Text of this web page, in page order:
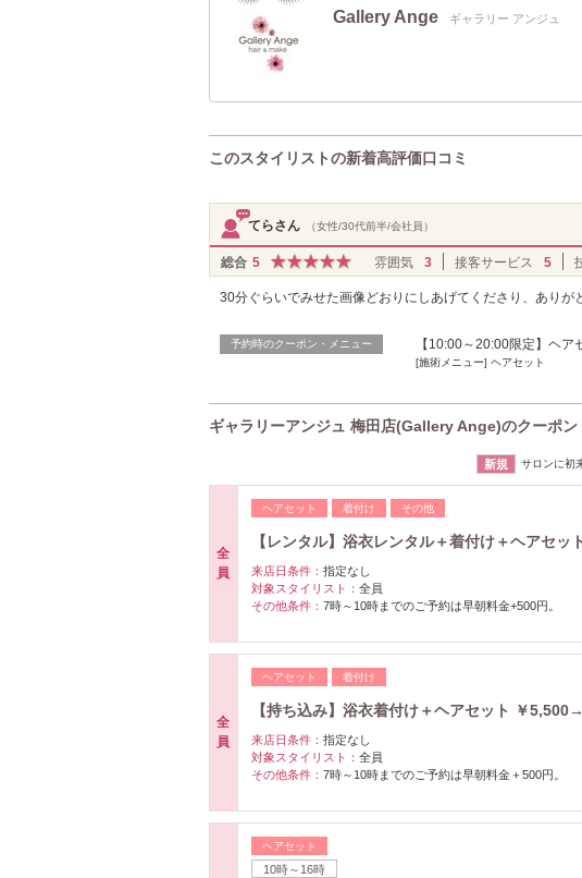
Gallery Ange ギャラリー アンジュ
このスタイリストの新着高評価口コミ
てらさん （女性/30代前半/会社員）
総合 5 雰囲気 3 接客サービス 5
30分ぐらいでみせた画像どおりにしあげてくださり、ありが
予約時のクーポン・メニュー 【10:00～20:00限定】ヘア
[施術メニュー] ヘアセット
ギャラリーアンジュ 梅田店(Gallery Ange)のクーポン
新規 サロンに初
全
員
ヘアセット 着付け その他
【レンタル】浴衣レンタル＋着付け＋ヘアセッ
来店日条件： 指定なし
対象スタイリスト： 全員
その他条件： 7時～10時までのご予約は早朝料金+500円。
全
員
ヘアセット 着付け
【持ち込み】浴衣着付け＋ヘアセット ￥
来店日条件： 指定なし
対象スタイリスト： 全員
その他条件： 7時～10時までのご予約は早朝料金＋500円。
ヘアセット
10時～16時